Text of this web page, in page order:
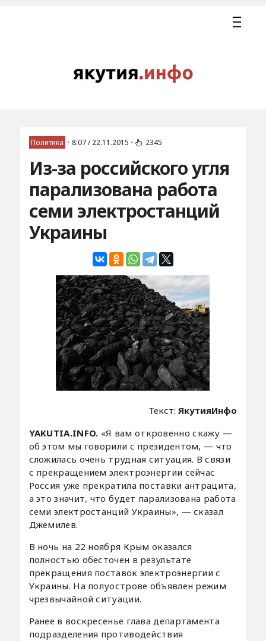
Политика • 8:07 / 22.11.2015 • 2345
Из-за российского угля
парализована работа
семи электростанций
Украины
Текст:ЯкутияИнфо
YAKUTIA.INFO. «Я вам откровенно скажу —
об этом мы говорили с президентом, — что
сложилась очень трудная ситуация. В связи
с прекращением электроэнергии сейчас
Россия уже прекратила поставки антрацита,
а это значит, что будет парализована работа
семи электростанций Украины», — сказал
Джемилев.
В ночь на 22 ноября Крым оказался
полностью обесточен в результате
прекращения поставок электроэнергии с
Украины. На полуострове объявлен режим
чрезвычайной ситуации.
Ранее в воскресенье глава департамента
подразделения противодействия